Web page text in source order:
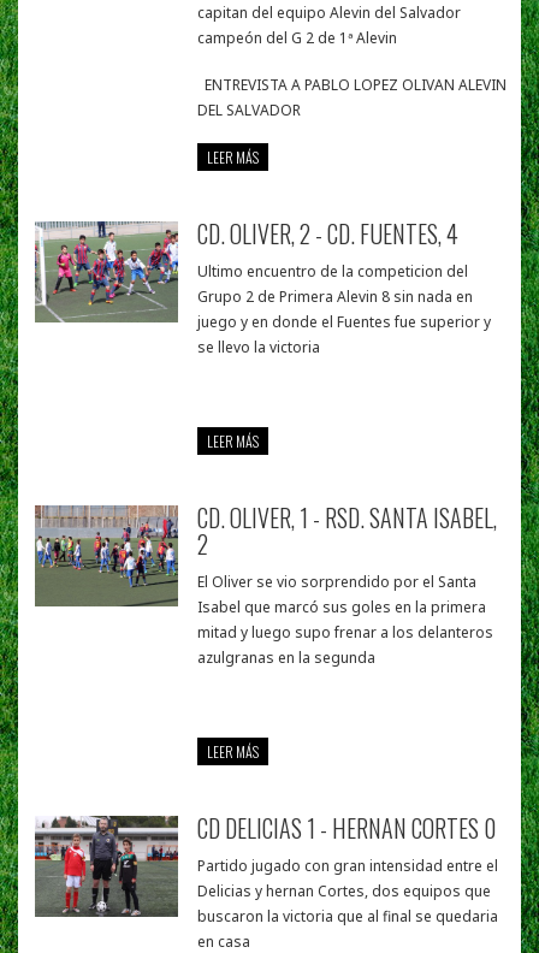
capitan del equipo Alevin del Salvador
campeón del G 2 de 1ª Alevin
ENTREVISTA A PABLO LOPEZ OLIVAN ALEVIN
DEL SALVADOR
LEER MÁS
CD. OLIVER, 2 - CD. FUENTES, 4
Ultimo encuentro de la competicion del
Grupo 2 de Primera Alevin 8 sin nada en
juego y en donde el Fuentes fue superior y
se llevo la victoria
LEER MÁS
CD. OLIVER, 1 - RSD. SANTA ISABEL,
2
El Oliver se vio sorprendido por el Santa
Isabel que marcó sus goles en la primera
mitad y luego supo frenar a los delanteros
azulgranas en la segunda
LEER MÁS
CD DELICIAS 1 - HERNAN CORTES 0
Partido jugado con gran intensidad entre el
Delicias y hernan Cortes, dos equipos que
buscaron la victoria que al final se quedaria
en casa